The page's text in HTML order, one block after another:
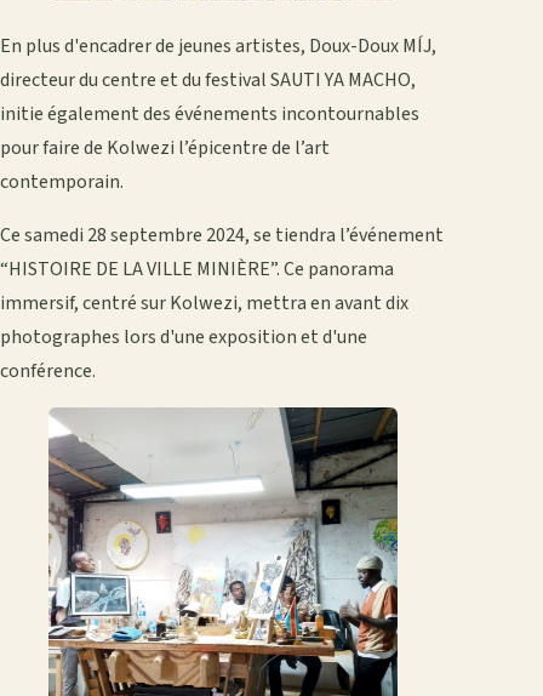
En plus d'encadrer de jeunes artistes, Doux-Doux MÍJ,
directeur du centre et du festival SAUTI YA MACHO,
initie également des événements incontournables
pour faire de Kolwezi l’épicentre de l’art
contemporain.
Ce samedi 28 septembre 2024, se tiendra l’événement
“HISTOIRE DE LA VILLE MINIÈRE”. Ce panorama
immersif, centré sur Kolwezi, mettra en avant dix
photographes lors d'une exposition et d'une
conférence.